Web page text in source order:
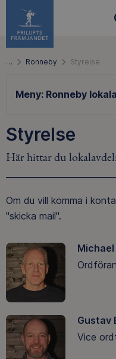
… Ronneby Styrelse
Meny: Ronneby
Styrelse
Här hittar du
Om du vill komma i
"skicka mail".
Gustav
Vice